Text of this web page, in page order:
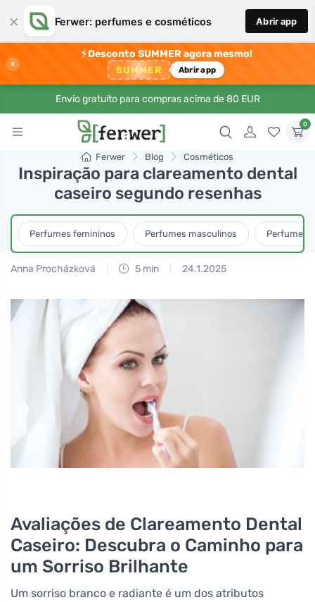
× Ferwer: perfumes e cosméticos Abrir app
×
⚡Desconto SUMMER agora mesmo!
SUMMER Abrir app
Envio gratuito para compras acima de 80 EUR
0
Ferwer Blog Cosméticos
Inspiração para clareamento dental
caseiro segundo resenhas
Perfumes femininos Perfumes masculinos Perfumes
Anna Procházková 5 min 24.1.2025
Avaliações de Clareamento Dental
Caseiro: Descubra o Caminho para
um Sorriso Brilhante
Um sorriso branco e radiante é um dos atributos